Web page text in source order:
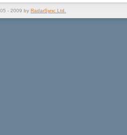
- 2009 by RadarSync Ltd.